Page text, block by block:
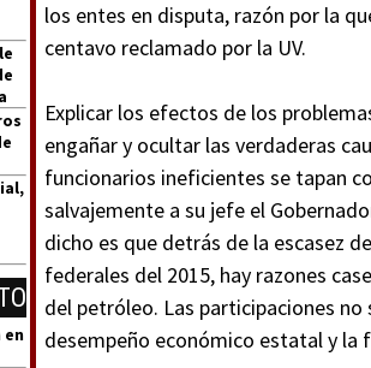
en
los entes en disputa, razón por la
centavo reclamado por la UV.
Explicar los efectos de los
engañar y ocultar las verdaderas
funcionarios ineficientes se tapan
salvajemente a su jefe el
dicho es que detrás de la escasez
federales del 2015, hay razones
del petróleo. Las participaciones
desempeño económico estatal y